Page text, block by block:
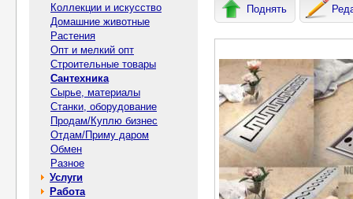
Коллекции и искусство
Домашние животные
Растения
Опт и мелкий опт
Строительные товары
Сантехника
Сырье, материалы
Станки, оборудование
Продам/Куплю бизнес
Отдам/Приму даром
Обмен
Разное
Услуги
Работа
Поднять